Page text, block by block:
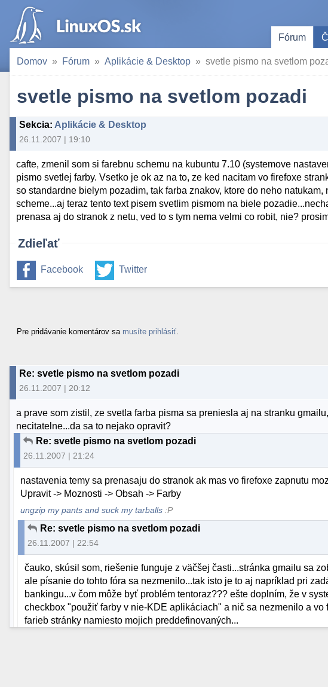
Fórum
Domov Fórum Aplikácie & Desktop svetle pismo na svetlom
svetle pismo na svetlom pozadi
Sekcia: Aplikácie & Desktop
26.11.2007 | 19:10
cafte, zmenil som si farebnu schemu na kubuntu 7.10 (systemove
pismo svetlej farby. Vsetko je ok az na to, ze ked nacitam vo firefoxe
so standardne bielym pozadim, tak farba znakov, ktore do neho
scheme...aj teraz tento text pisem svetlim pismom na biele
prenasa aj do stranok z netu, ved to s tym nema velmi co robit, nie?
Zdieľať
Facebook Twitter
Pre pridávanie komentárov sa musíte prihlásiť
Re: svetle pismo na svetlom pozadi
26.11.2007 | 20:12
a prave som zistil, ze svetla farba pisma sa preniesla aj na stranku
necitatelne...da sa to nejako opravit?
Re: svetle pismo na svetlom pozadi
26.11.2007 | 21:24
nastavenia temy sa prenasaju do stranok ak mas vo firefoxe zapnutu
Upravit -> Moznosti -> Obsah -> Farby
ungzip my pants and suck my tarballs :P
Re: svetle pismo na svetlom pozadi
26.11.2007 | 22:54
čauko, skúsil som, riešenie funguje z väčšej časti...stránka gmailu sa
ale písanie do tohto fóra sa nezmenilo...tak isto je to aj napríklad pri
bankingu...v čom môže byť problém tentoraz??? ešte doplním, že v
checkbox "použiť farby v nie-KDE aplikáciach" a nič sa nezmenilo a
farieb stránky namiesto mojich preddefinovaných...